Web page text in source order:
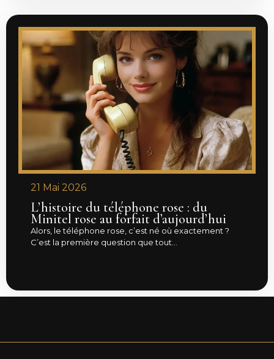
21 Mai 2026
L’histoire du téléphone rose : du
Minitel rose au forfait d’aujourd’hui
Alors, le téléphone rose, c’est né où exactement ?
C’est la première question que tout...